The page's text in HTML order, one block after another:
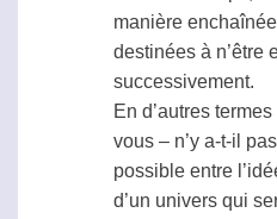
manière
destinées à n’être
successivement.
En d’autres
vous – n’y a-t-il
possible entre
d’un univers qui